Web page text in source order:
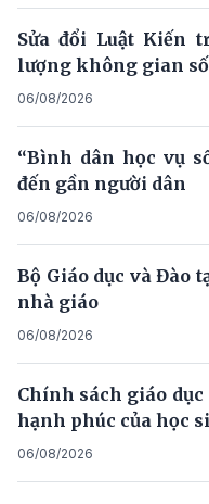
Sửa đổi Luật Kiến
lượng không gian
06/08/2026
“Bình dân học vụ
đến gần người dân
06/08/2026
Bộ Giáo dục và Đào
nhà giáo
06/08/2026
Chính sách giáo dục
hạnh phúc của học
06/08/2026